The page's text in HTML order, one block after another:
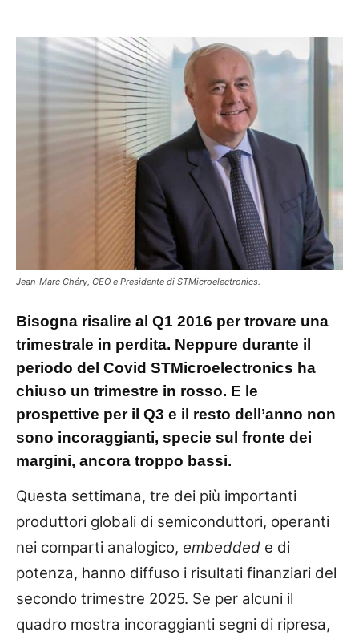
Jean-Marc Chéry, CEO e Presidente di STMicroelectronics.
Bisogna risalire al Q1 2016 per trovare una
trimestrale in perdita. Neppure durante il
periodo del Covid STMicroelectronics ha
chiuso un trimestre in rosso. E le
prospettive per il Q3 e il resto dell’anno non
sono incoraggianti, specie sul fronte dei
margini, ancora troppo bassi.
Questa settimana, tre dei più importanti
produttori globali di semiconduttori, operanti
nei comparti analogico, embedded e di
potenza, hanno diffuso i risultati finanziari del
secondo trimestre 2025. Se per alcuni il
quadro mostra incoraggianti segni di ripresa,